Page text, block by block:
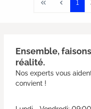
1
Ensemble,
réalité.
Nos experts vous
convient !